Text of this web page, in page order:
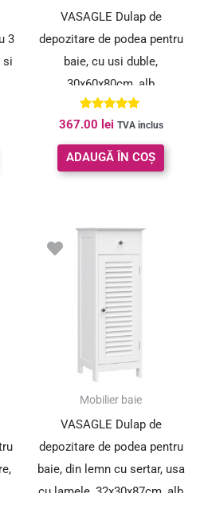
3
si
VASAGLE Dulap de
depozitare de podea pentru
baie, cu usi duble,
30x60x80cm, alb
Evaluat la
4.92
din 5
367.00 lei TVA inclus
ADAUGĂ ÎN COȘ
Mobilier baie
VASAGLE Dulap de
depozitare de podea pentru
baie, din lemn cu sertar, usa
cu lamele, 32x30x87cm, alb